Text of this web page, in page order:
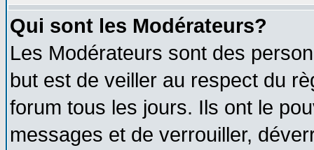
Qui sont les Modérateurs?
Les Modérateurs sont des
but est de veiller au respect du
forum tous les jours. Ils ont le
messages et de verrouiller,